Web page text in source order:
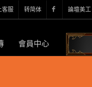
客服 转简体 論壇美工
會員中心